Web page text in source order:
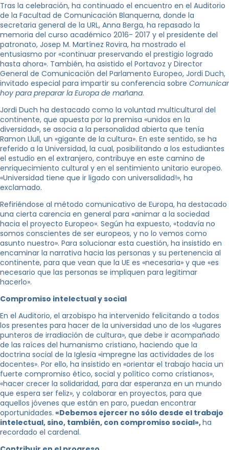
Tras la celebración, ha continuado el encuentro en el Auditorio
de la Facultad de Comunicación Blanquerna, donde la
secretaria general de la URL, Anna Berga, ha repasado la
memoria del curso académico 2016- 2017 y el presidente del
patronato, Josep M. Martínez Rovira, ha mostrado el
entusiasmo por «continuar preservando el prestigio logrado
hasta ahora». También, ha asistido el Portavoz y Director
General de Comunicación del Parlamento Europeo, Jordi Duch,
invitado especial para impartir su conferencia sobre Comunicar
hoy para preparar la Europa de mañana.
Jordi Duch ha destacado como la voluntad multicultural del
continente, que apuesta por la premisa «unidos en la
diversidad», se asocia a la personalidad abierta que tenía
Ramon Llull, un «gigante de la cultura». En este sentido, se ha
referido a la Universidad, la cual, posibilitando a los estudiantes
el estudio en el extranjero, contribuye en este camino de
enriquecimiento cultural y en el sentimiento unitario europeo.
«Universidad tiene que ir ligado con universalidad!», ha
exclamado.
Refiriéndose al método comunicativo de Europa, ha destacado
una cierta carencia en general para «animar a la sociedad
hacia el proyecto Europeo». Según ha expuesto, «todavía no
somos conscientes de ser europeos, y no lo vemos como
asunto nuestro». Para solucionar esta cuestión, ha insistido en
encaminar la narrativa hacia las personas y su pertenencia al
continente, para que vean que la UE es «necesaria» y que «es
necesario que las personas se impliquen para legitimar
hacerlo».
Compromiso intelectual y social
En el Auditorio, el arzobispo ha intervenido felicitando a todos
los presentes para hacer de la universidad uno de los «lugares
punteros de irradiación de cultura», que debe ir acompañado
de las raíces del humanismo cristiano, haciendo que la
doctrina social de la Iglesia «impregne las actividades de los
docentes». Por ello, ha insistido en «orientar el trabajo hacia un
fuerte compromiso ético, social y político como cristianos»,
«hacer crecer la solidaridad, para dar esperanza en un mundo
que espera ser feliz», y colaborar en proyectos, para que
aquellos jóvenes que están en paro, puedan encontrar
oportunidades. «Debemos ejercer no sólo desde el trabajo
intelectual, sino, también, con compromiso social»,ha
recordado el cardenal.